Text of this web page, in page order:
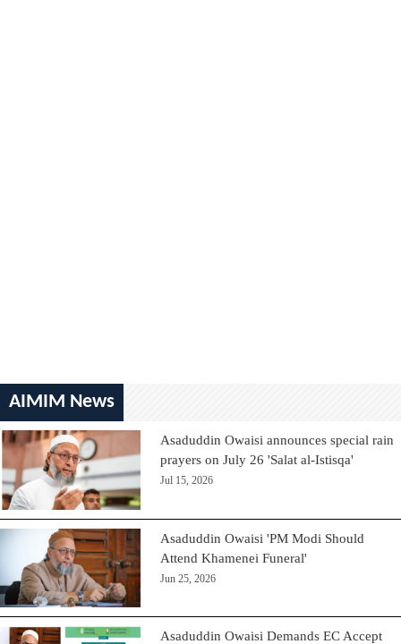
AIMIM News
Asaduddin Owaisi announces special rain
prayers on July 26 'Salat al-Istisqa'
Jul 15, 2026
Asaduddin Owaisi 'PM Modi Should
Attend Khamenei Funeral'
Jun 25, 2026
Asaduddin Owaisi Demands EC Accept